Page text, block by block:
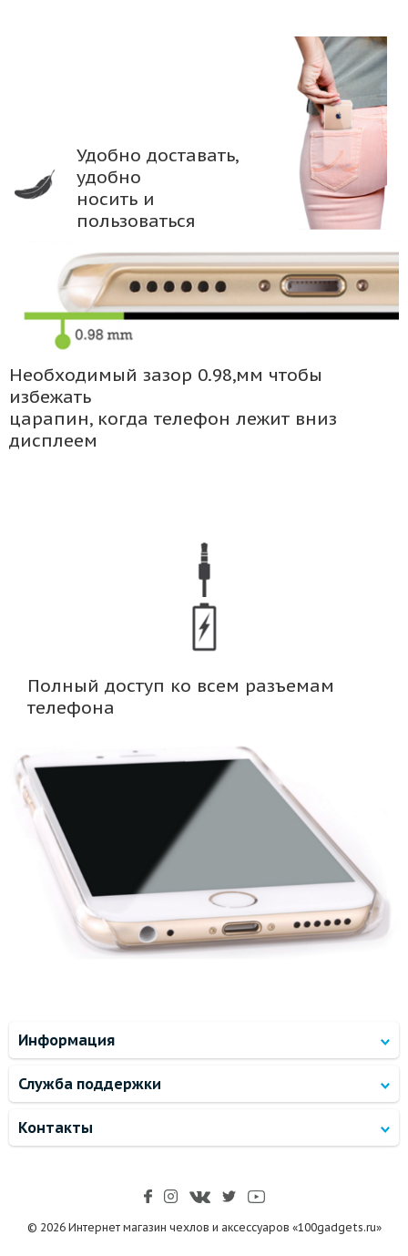
Удобно доставать,
удобно
носить и
пользоваться
Необходимый зазор 0.98,мм чтобы
избежать
царапин, когда телефон лежит вниз
дисплеем
Полный доступ ко всем разъемам
телефона
Информация
Служба поддержки
Контакты
© 2026 Интернет магазин чехлов и аксессуаров «100gadgets.ru»